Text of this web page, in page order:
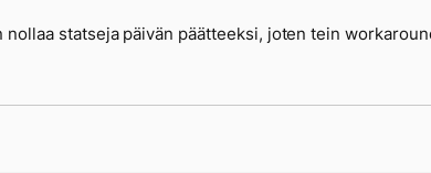
nollaa statseja päivän päätteeksi, joten tein